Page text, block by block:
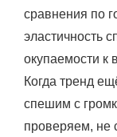
сравнения по
эластичность
окупаемости к
Когда тренд
спешим с
проверяем, не